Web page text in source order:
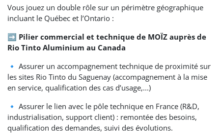
Vous jouez un double rôle sur un périmètre géographique
incluant le Québec et l’Ontario :
➡️ Pilier commercial et technique de MOÏZ auprès de
Rio Tinto Aluminium au Canada
🔹 Assurer un accompagnement technique de proximité sur
les sites Rio Tinto du Saguenay (accompagnement à la mise
en service, qualification des cas d’usage,...)
🔹 Assurer le lien avec le pôle technique en France (R&D,
industrialisation, support client) : remontée des besoins,
qualification des demandes, suivi des évolutions.